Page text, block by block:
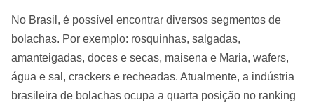
No Brasil, é possível encontrar diversos segmentos de
bolachas. Por exemplo: rosquinhas, salgadas,
amanteigadas, doces e secas, maisena e Maria, wafers,
água e sal, crackers e recheadas. Atualmente, a indústria
brasileira de bolachas ocupa a quarta posição no ranking